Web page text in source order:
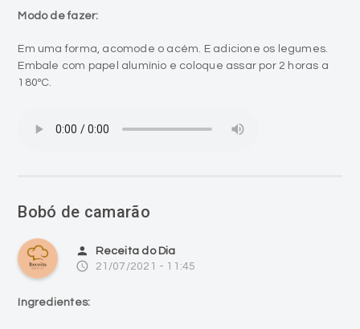
Modo de fazer:
Em uma forma, acomode o acém. E adicione os legumes.
Embale com papel alumínio e coloque assar por 2 horas a
180ºC.
Bobó de camarão
person Receita do Dia
access_time 21/07/2021 - 11:45
Ingredientes: